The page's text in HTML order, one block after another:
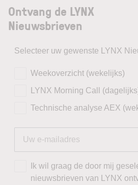
Ontvang de LYNX
Nieuwsbrieven
Selecteer uw gewenste LYNX
Weekoverzicht (wekelijks)
LYNX Morning Call
Technische analyse AEX
Ik wil graag de door mij
nieuwsbrieven van LYNX